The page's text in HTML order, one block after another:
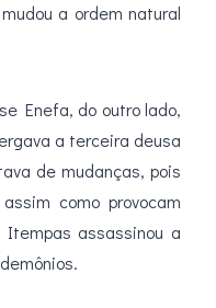
a ordem natural
Enefa, do outro lado,
a terceira deusa
de mudanças, pois
como provocam
assassinou a